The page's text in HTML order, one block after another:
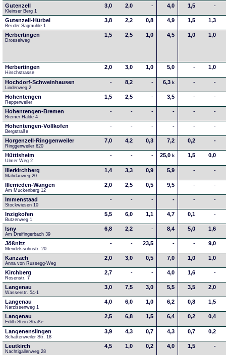
Gutenzell
Kleinser Berg 1
3,0 2,0 - 4,0 1,5 -
Gutenzell-Hürbel
Bei der Sägmühle 1
3,8 2,2 0,8 4,9 1,5 1,3
Herbertingen
Drosselweg
1,5 2,5 1,0 4,5 1,0 1,0
Herbertingen
Hirschstrasse
2,0 3,0 1,0 5,0 - 1,0
Hochdorf-Schweinhausen
Lindenweg 2
- 8,2 - 6,3k - -
Hohentengen
Repperweiler
1,5 2,5 - 3,5 - -
Hohentengen-Bremen
Bremer Halde 4
- - - - - -
Hohentengen-Völlkofen
Bergstraße
- - - - - -
Horgenzell-Ringgenweiler
Ringgenweiler 620
7,0 4,2 0,3 7,2 0,2 -
Hüttisheim
Ulmer Weg 2
- - - 25,0k 1,5 0,0
Illerkirchberg
Mahdauweg 20
1,4 3,3 0,9 5,9 - -
Illerrieden-Wangen
Am Muckenberg 12
2,0 2,5 0,5 9,5 - -
Immenstaad
Stockwiesen 10
- - - - - -
Inzigkofen
Butzenweg 1
5,5 6,0 1,1 4,7 0,1 -
Isny
Am Dreifingerbach 39
6,8 2,2 - 8,4 5,0 1,6
Jößnitz
Mendelssohnstr. 20
- - 23,5 - - 9,0
Kanzach
Anna von Russegg-Weg
2,0 3,0 0,5 7,0 1,0 1,0
Kirchberg
Rosenstr. 7
2,7 - - 4,0 1,6 -
Langenau
Wasserstr. 54-1
3,0 7,5 3,0 5,5 3,5 2,0
Langenau
Narzissenweg 1
4,0 6,0 1,0 6,2 0,8 1,5
Langenau
Edith-Stein-Straße
2,5 6,8 1,5 6,4 0,2 0,4
Langenenslingen
Schattenweiler Str. 18
3,9 4,3 0,7 4,3 0,7 0,2
Leutkirch
Nachtigallenweg 28
4,5 1,0 0,2 4,0 1,5 -